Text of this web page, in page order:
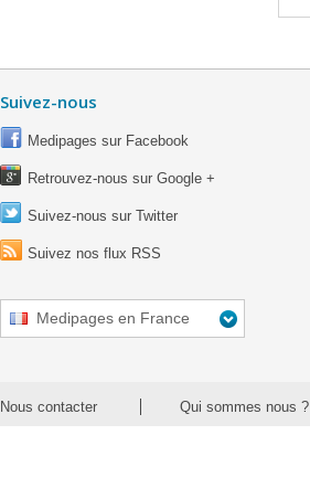
Suivez-nous
Medipages sur Facebook
Retrouvez-nous sur Google +
Suivez-nous sur Twitter
Suivez nos flux RSS
Medipages en France
Nous contacter Qui sommes nous ?